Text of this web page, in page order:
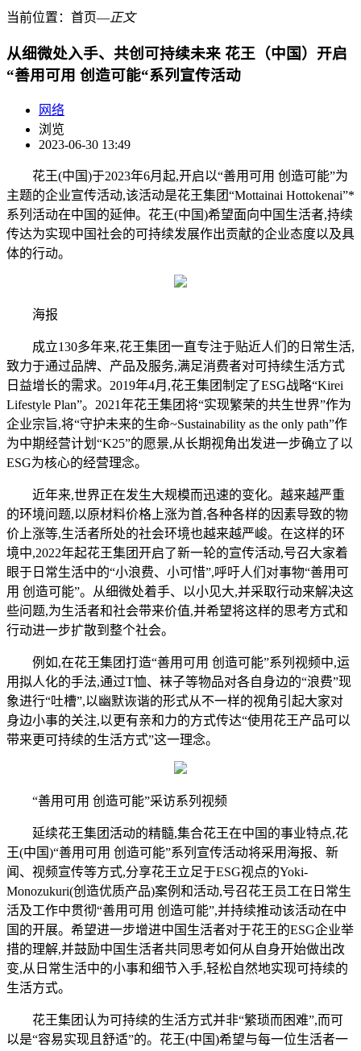
当前位置： 首页―正文
从细微处入手、共创可持续未来 花王（中国）开启
“善用可用 创造可能“系列宣传活动
网络
浏览
2023-06-30 13:49
花王(中国)于2023年6月起,开启以“善用可用 创造可能”为
主题的企业宣传活动,该活动是花王集团“Mottainai Hottokenai”*
系列活动在中国的延伸。花王(中国)希望面向中国生活者,持续
传达为实现中国社会的可持续发展作出贡献的企业态度以及具
体的行动。
海报
成立130多年来,花王集团一直专注于贴近人们的日常生活,
致力于通过品牌、产品及服务,满足消费者对可持续生活方式
日益增长的需求。2019年4月,花王集团制定了ESG战略“Kirei
Lifestyle Plan”。2021年花王集团将“实现繁荣的共生世界”作为
企业宗旨,将“守护未来的生命~Sustainability as the only path”作
为中期经营计划“K25”的愿景,从长期视角出发进一步确立了以
ESG为核心的经营理念。
近年来,世界正在发生大规模而迅速的变化。越来越严重
的环境问题,以原材料价格上涨为首,各种各样的因素导致的物
价上涨等,生活者所处的社会环境也越来越严峻。在这样的环
境中,2022年起花王集团开启了新一轮的宣传活动,号召大家着
眼于日常生活中的“小浪费、小可惜”,呼吁人们对事物“善用可
用 创造可能”。从细微处着手、以小见大,并采取行动来解决这
些问题,为生活者和社会带来价值,并希望将这样的思考方式和
行动进一步扩散到整个社会。
例如,在花王集团打造“善用可用 创造可能”系列视频中,运
用拟人化的手法,通过T恤、袜子等物品对各自身边的“浪费”现
象进行“吐槽”,以幽默诙谐的形式从不一样的视角引起大家对
身边小事的关注,以更有亲和力的方式传达“使用花王产品可以
带来更可持续的生活方式”这一理念。
“善用可用 创造可能”采访系列视频
延续花王集团活动的精髓,集合花王在中国的事业特点,花
王(中国)“善用可用 创造可能”系列宣传活动将采用海报、新
闻、视频宣传等方式,分享花王立足于ESG视点的Yoki-
Monozukuri(创造优质产品)案例和活动,号召花王员工在日常生
活及工作中贯彻“善用可用 创造可能”,并持续推动该活动在中
国的开展。希望进一步增进中国生活者对于花王的ESG企业举
措的理解,并鼓励中国生活者共同思考如何从自身开始做出改
变,从日常生活中的小事和细节入手,轻松自然地实现可持续的
生活方式。
花王集团认为可持续的生活方式并非“繁琐而困难”,而可
以是“容易实现且舒适”的。花王(中国)希望与每一位生活者一